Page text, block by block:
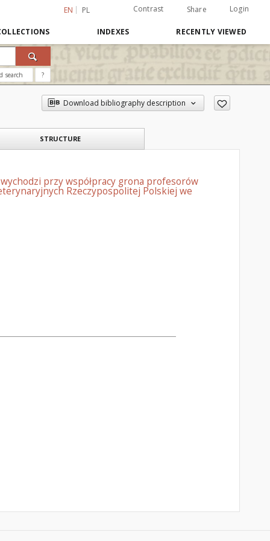
EN PL Contrast Share Login
INDEXES RECENTLY VIEWED
search ?
Download bibliography description
STRUCTURE
przy współpracy grona profesorów
Rzeczypospolitej Polskiej we